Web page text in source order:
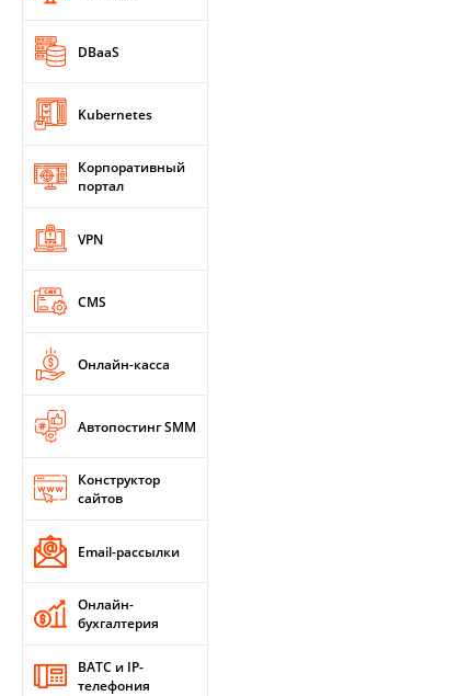
DBaaS
Kubernetes
Корпоративный
портал
VPN
CMS
Онлайн-касса
Автопостинг SMM
Конструктор
сайтов
Email-рассылки
Онлайн-
бухгалтерия
ВАТС и IP-
телефония